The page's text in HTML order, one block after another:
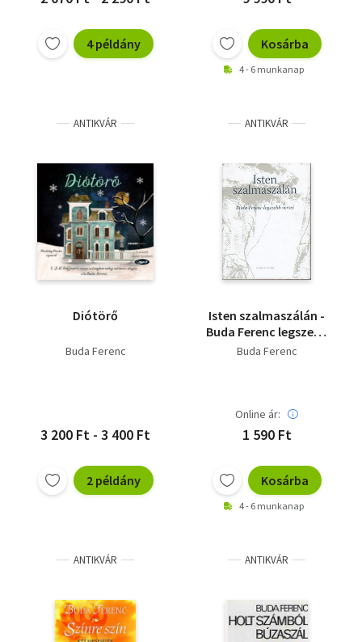
4 példány Kosárba
4 - 6 munkanap
ANTIKVÁR
Diótörő
Buda Ferenc
3 200 Ft - 3 400 Ft
2 példány
ANTIKVÁR
Isten szalmaszálán -
Buda Ferenc legszebb
versei
Buda Ferenc
Online ár:
1 590 Ft
Kosárba
4 - 6 munkanap
ANTIKVÁR ANTIKVÁR